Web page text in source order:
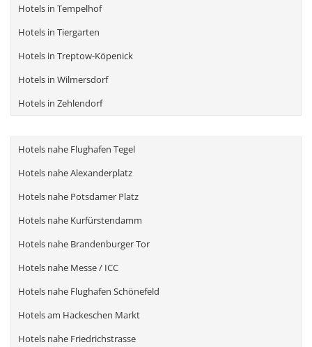
Hotels in Tempelhof
Hotels in Tiergarten
Hotels in Treptow-Köpenick
Hotels in Wilmersdorf
Hotels in Zehlendorf
Hotels nahe Flughafen Tegel
Hotels nahe Alexanderplatz
Hotels nahe Potsdamer Platz
Hotels nahe Kurfürstendamm
Hotels nahe Brandenburger Tor
Hotels nahe Messe / ICC
Hotels nahe Flughafen Schönefeld
Hotels am Hackeschen Markt
Hotels nahe Friedrichstrasse